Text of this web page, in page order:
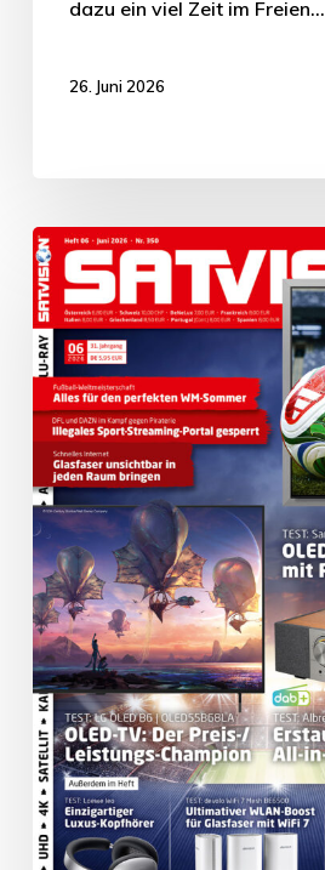
dazu ein viel Zeit im Freien…
26. Juni 2026